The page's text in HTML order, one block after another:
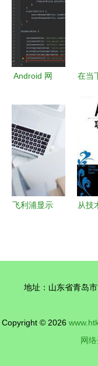
Android 网
础到高级实
践
在当
潮
当
飞利浦显示
从技
录》
教育
地址：山东省青岛
Copyright © 2026
网